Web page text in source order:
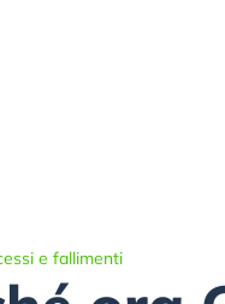
e fallimenti